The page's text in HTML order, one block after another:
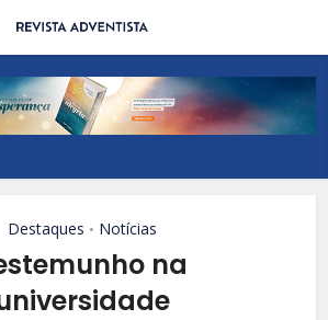
Destaques • Notícias
na